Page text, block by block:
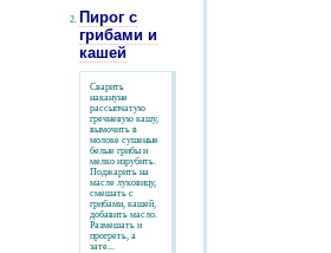
Пирог с
грибами и
кашей
Сварить
накануне
рассыпчатую
гречневую кашу,
вымочить в
молоке сушеные
белые грибы и
мелко изрубить.
Поджарить на
масле луковицу,
смешать с
грибами, кашей,
добавить масло.
Размешать и
прогреть, а
зате...